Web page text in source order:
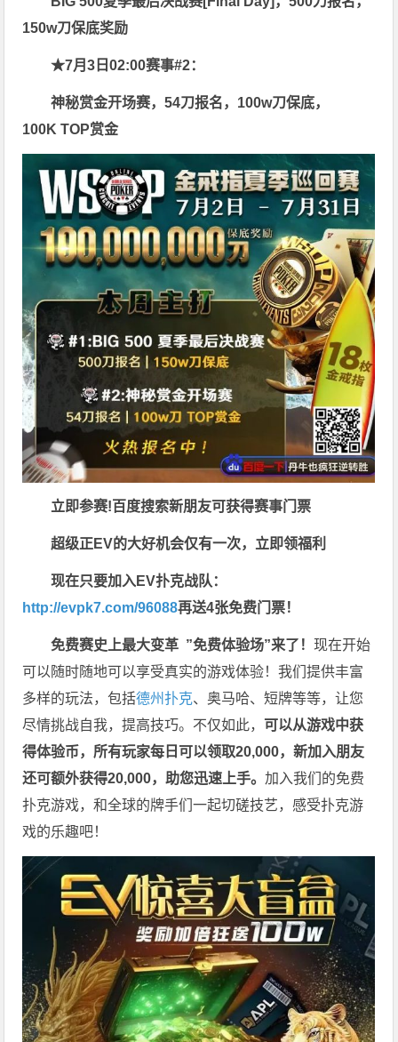
150w刀保底奖励
★7月3日02:00赛事#2：
神秘赏金开场赛，54刀报名，100w刀保底，
100K TOP赏金
立即参赛!百度搜索新朋友可获得赛事门票
超级正EV的大好机会仅有一次，立即领福利
现在只要加入EV扑克战队：
http://evpk7.com/96088再送4张免费门票！
免费赛史上最大变革 ”免费体验场”来了！现在开始
可以随时随地可以享受真实的游戏体验！我们提供丰富
多样的玩法，包括德州扑克、奥马哈、短牌等等，让您
尽情挑战自我，提高技巧。不仅如此， 可以从游戏中获
得体验币，所有玩家每日可以领取20,000，新加入朋友
还可额外获得20,000，助您迅速上手。加入我们的免费
扑克游戏，和全球的牌手们一起切磋技艺，感受扑克游
戏的乐趣吧！